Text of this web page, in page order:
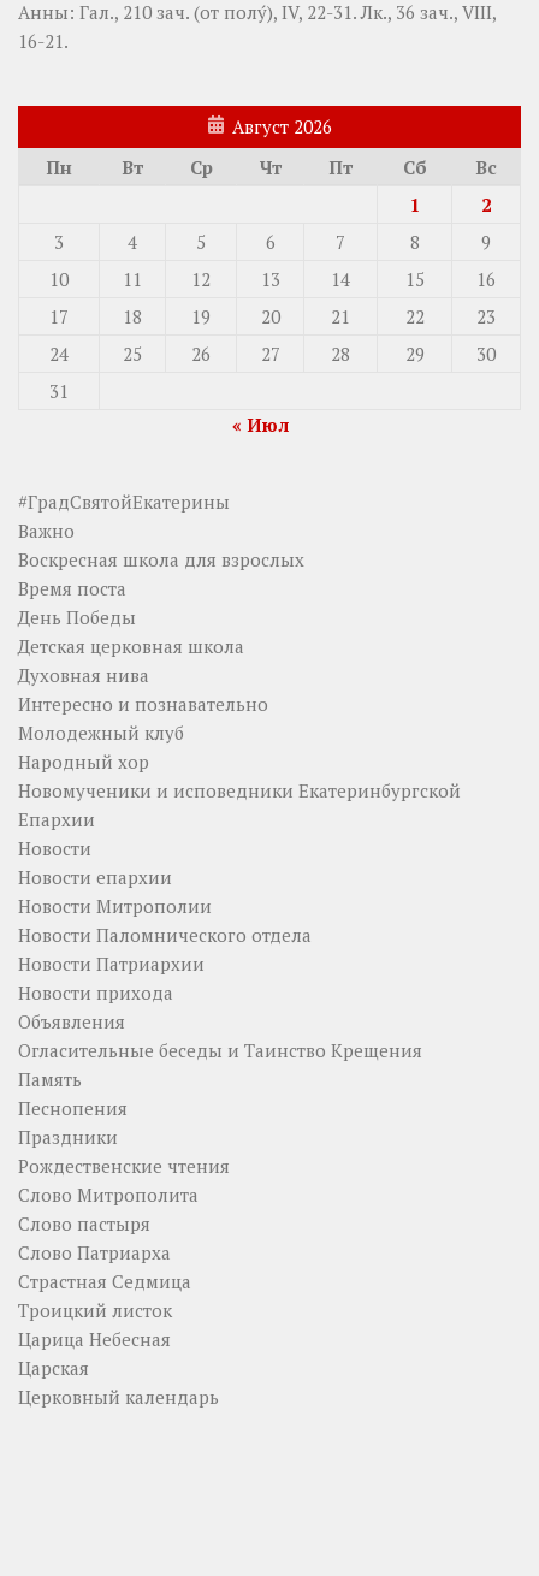
Анны: Гал., 210 зач. (от полу́), IV, 22-31. Лк., 36 зач., VIII,
16-21.
Август 2026
Пн
Вт Ср Чт Пт Сб
Вс
1
2
3
4 5 6 7 8
9
10
11 12 13 14 15
16
17
18 19 20 21 22
23
24
25 26 27 28 29
30
31
« Июл
#ГрадСвятойЕкатерины
Важно
Воскресная школа для взрослых
Время поста
День Победы
Детская церковная школа
Духовная нива
Интересно и познавательно
Молодежный клуб
Народный хор
Новомученики и исповедники Екатеринбургской
Епархии
Новости
Новости епархии
Новости Митрополии
Новости Паломнического отдела
Новости Патриархии
Новости прихода
Объявления
Огласительные беседы и Таинство Крещения
Память
Песнопения
Праздники
Рождественские чтения
Слово Митрополита
Слово пастыря
Слово Патриарха
Страстная Седмица
Троицкий листок
Царица Небесная
Царская
Церковный календарь